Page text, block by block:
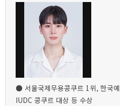
● 서울국제무용콩쿠르 1위, 한국
IUDC 콩쿠르 대상 등 수상